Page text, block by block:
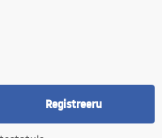
Registreeru